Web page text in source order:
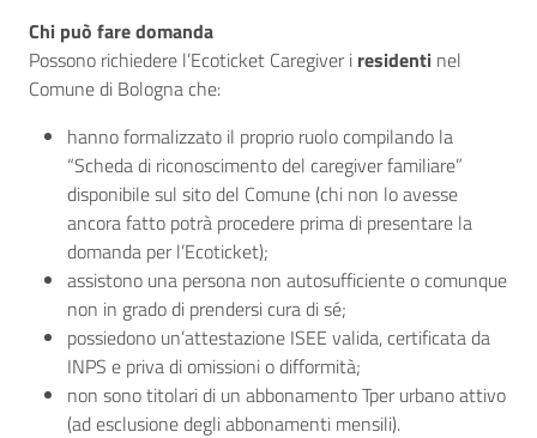
Chi può fare domanda
Possono richiedere l’Ecoticket Caregiver i residenti nel
Comune di Bologna che:
hanno formalizzato il proprio ruolo compilando la
“Scheda di riconoscimento del caregiver familiare”
disponibile sul sito del Comune (chi non lo avesse
ancora fatto potrà procedere prima di presentare la
domanda per l’Ecoticket);
assistono una persona non autosufficiente o comunque
non in grado di prendersi cura di sé;
possiedono un’attestazione ISEE valida, certificata da
INPS e priva di omissioni o difformità;
non sono titolari di un abbonamento Tper urbano attivo
(ad esclusione degli abbonamenti mensili).